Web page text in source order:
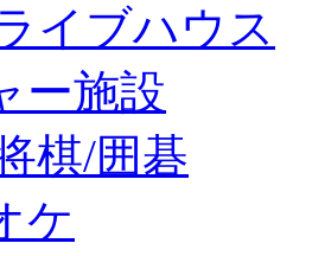
イブハウス
ー施設
棋/囲碁
ケ